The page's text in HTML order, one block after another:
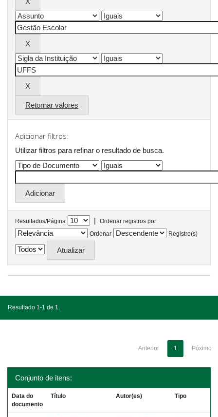
Retornar valores
Adicionar filtros:
Utilizar filtros para refinar o resultado de busca.
Resultados/Página |
Ordenar registros por
Ordenar
Registro(s)
Resultado 1-1 de 1.
Anterior 1 Póximo
Conjunto de itens:
Data do
documento
Título Autor(es) Tipo